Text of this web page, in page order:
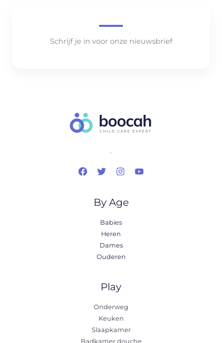
Schrijf je in voor onze nieuwsbrief
..
By Age
Babies
Heren
Dames
Ouderen
Play
Onderweg
Keuken
Slaapkamer
Badkamer douche